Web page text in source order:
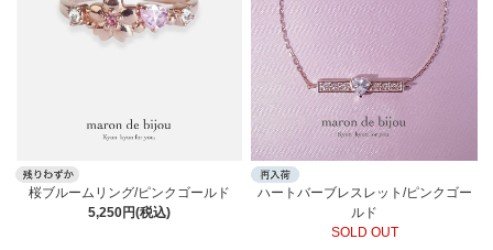
桜ブルームリング/ピンクゴールド
5,250円(税込)
ハートバーブレスレット/ピンクゴー
ルド
SOLD OUT